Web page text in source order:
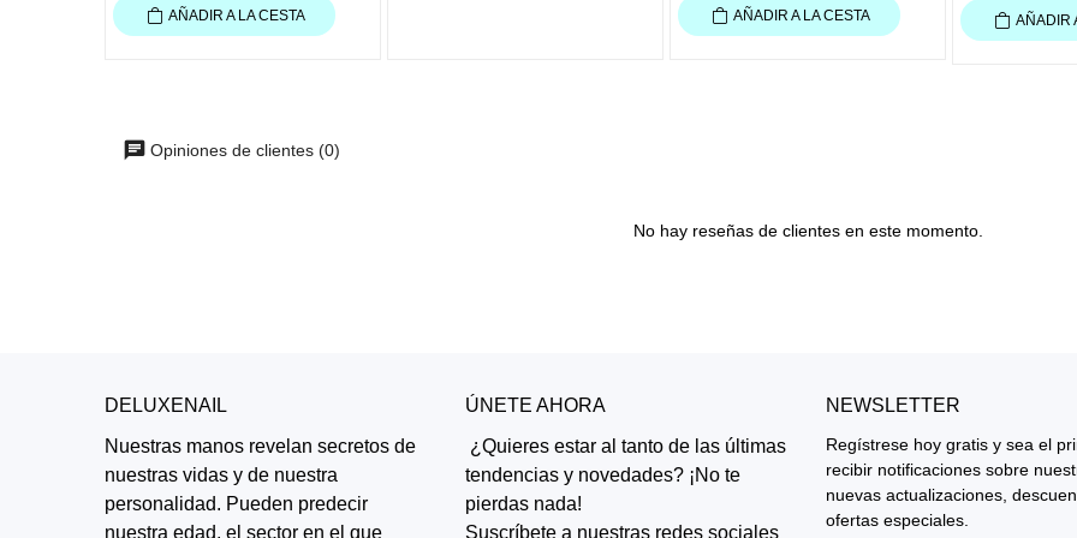
AÑADIR A LA CESTA AÑADIR A LA CESTA AÑADIR
Opiniones de clientes (0)
No hay reseñas de clientes en este momento.
DELUXENAIL
Nuestras manos revelan secretos de
nuestras vidas y de nuestra
personalidad. Pueden predecir
nuestra edad, el sector en el que
ÚNETE AHORA
¿Quieres estar al tanto de las últimas
tendencias y novedades? ¡No te
pierdas nada!
Suscríbete a nuestras redes sociales
NEWSLETTER
Regístrese hoy gratis y sea el
recibir notificaciones sobre
nuevas actualizaciones,
ofertas especiales.